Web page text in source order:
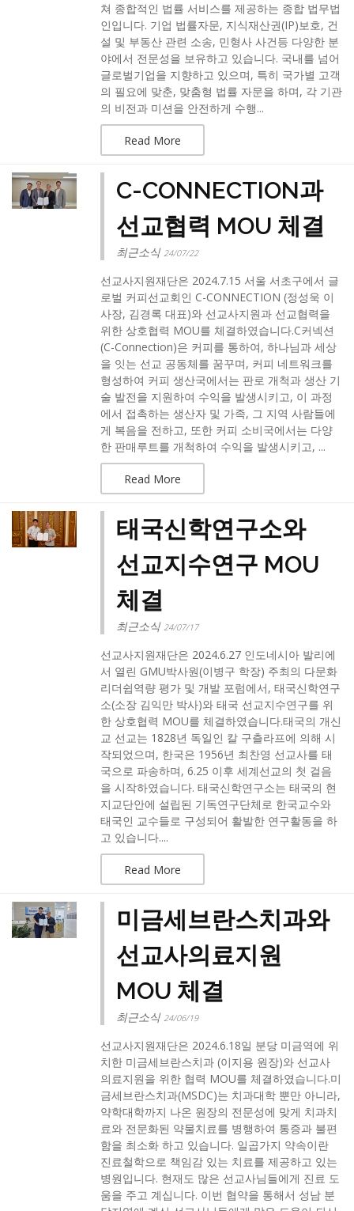
쳐 종합적인 법률 서비스를 제공하는 종합 법무법
인입니다. 기업 법률자문, 지식재산권(IP)보호, 건
설 및 부동산 관련 소송, 민형사 사건등 다양한 분
야에서 전문성을 보유하고 있습니다. 국내를 넘어
글로벌기업을 지향하고 있으며, 특히 국가별 고객
의 필요에 맞춘, 맞춤형 법률 자문을 하며, 각 기관
의 비전과 미션을 안전하게 수행...
Read More
C-CONNECTION과
선교협력 MOU 체결
최근소식 24/07/22
선교사지원재단은 2024.7.15 서울 서초구에서 글
로벌 커피선교회인 C-CONNECTION (정성욱 이
사장, 김경록 대표)와 선교사지원과 선교협력을
위한 상호협력 MOU를 체결하였습니다.C커넥션
(C-Connection)은 커피를 통하여, 하나님과 세상
을 잇는 선교 공동체를 꿈꾸며, 커피 네트워크를
형성하여 커피 생산국에서는 판로 개척과 생산 기
술 발전을 지원하여 수익을 발생시키고, 이 과정
에서 접촉하는 생산자 및 가족, 그 지역 사람들에
게 복음을 전하고, 또한 커피 소비국에서는 다양
한 판매루트를 개척하여 수익을 발생시키고, ...
Read More
태국신학연구소와
선교지수연구 MOU
체결
최근소식 24/07/17
선교사지원재단은 2024.6.27 인도네시아 발리에
서 열린 GMU박사원(이병구 학장) 주최의 다문화
리더쉽역량 평가 및 개발 포럼에서, 태국신학연구
소(소장 김익만 박사)와 태국 선교지수연구를 위
한 상호협력 MOU를 체결하였습니다.태국의 개신
교 선교는 1828년 독일인 칼 구츨라프에 의해 시
작되었으며, 한국은 1956년 최찬영 선교사를 태
국으로 파송하며, 6.25 이후 세계선교의 첫 걸음
을 시작하였습니다. 태국신학연구소는 태국의 현
지교단안에 설립된 기독연구단체로 한국교수와
태국인 교수들로 구성되어 활발한 연구활동을 하
고 있습니다....
Read More
미금세브란스치과와
선교사의료지원
MOU 체결
최근소식 24/06/19
선교사지원재단은 2024.6.18일 분당 미금역에 위
치한 미금세브란스치과 (이지용 원장)와 선교사
의료지원을 위한 협력 MOU를 체결하였습니다.​미
금세브란스치과(MSDC)는 치과대학 뿐만 아니라,
약학대학까지 나온 원장의 전문성에 맞게 치과치
료와 전문화된 약물치료를 병행하여 통증과 불편
함을 최소화 하고 있습니다. 일곱가지 약속이란
진료철학으로 책임감 있는 치료를 제공하고 있는
병원입니다. 현재도 많은 선교사님들에게 진료 도
움을 주고 계십니다. 이번 협약을 통해서 성남 분